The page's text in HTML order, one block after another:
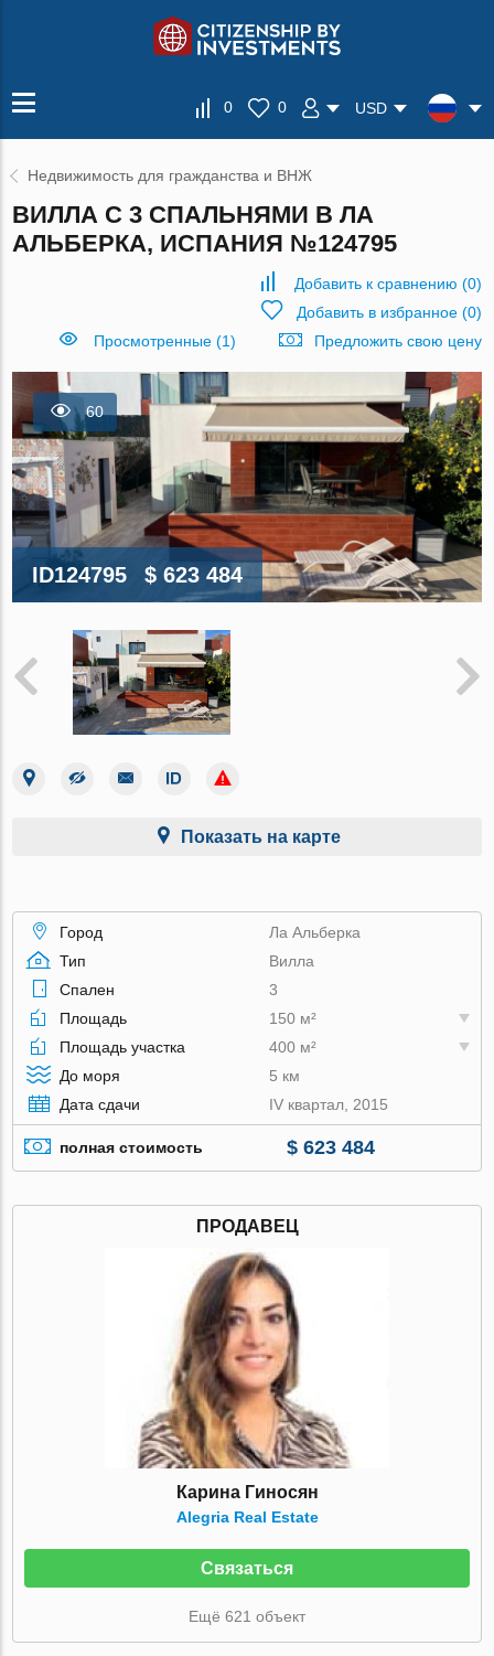
0 0 USD
Недвижимость для гражданства и ВНЖ
ВИЛЛА С 3 СПАЛЬНЯМИ В ЛА
АЛЬБЕРКА, ИСПАНИЯ №124795
Добавить к сравнению (0)
Добавить в избранное(0)
Просмотренные (1)
Предложить свою цену
60
ID124795 $ 623 484
Показать на карте
Город
Ла Альберка
Тип
Вилла
Спален
3
Площадь
150 м²
Площадь участка
400 м²
До моря
5 км
Дата сдачи
IV квартал, 2015
полная стоимость $ 623 484
ПРОДАВЕЦ
Карина Гиносян
Alegria Real Estate
Связаться
Ещё 621 объект